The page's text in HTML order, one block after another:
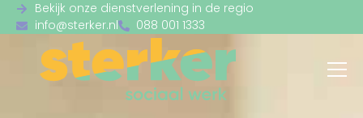
Bekijk onze dienstverlening in de regio
info@sterker.nl
088 001 1333